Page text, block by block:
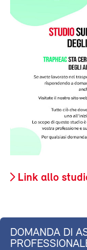
Link allo
DOMANDA DI